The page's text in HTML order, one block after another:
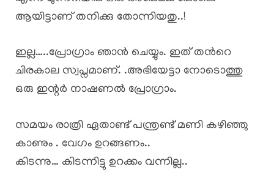
ആയിട്ടാണ് തനിക്കു തോന്നിയതു..!
ഇല്ല…..പ്രോഗ്രാം ഞാൻ ചെയ്യും. ഇത് തൻറെ
ചിരകാല സ്വപ്നമാണ്. .അഭിയേട്ടാ നോടൊത്തു
ഒരു ഇന്റർ നാഷണൽ പ്രോഗ്രാം.
സമയം രാത്രി ഏതാണ്ട് പന്ത്രണ്ട് മണി കഴിഞ്ഞു
കാണും . വേഗം ഉറങ്ങണം..
കിടന്നു… കിടന്നിട്ടു ഉറക്കം വന്നില്ല..